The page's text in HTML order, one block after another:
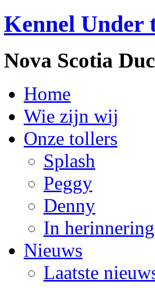
Kennel Under
Nova Scotia
Home
Wie zijn wij
Onze tollers
Splash
Peggy
Denny
In herinnering
Nieuws
Laatste